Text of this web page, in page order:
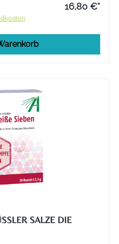
16,80 €*
SALZE DIE